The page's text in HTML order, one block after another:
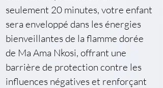
seulement 20 minutes, votre enfant
sera enveloppé dans les énergies
bienveillantes de la flamme dorée
de Ma Ama Nkosi, offrant une
barrière de protection contre les
influences négatives et renforçant